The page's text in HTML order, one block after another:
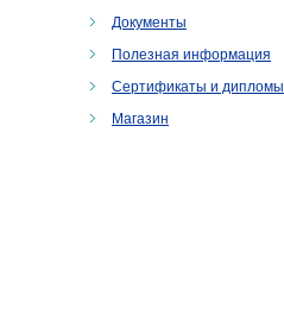
Документы
Полезная информация
Сертификаты и дипломы
Магазин